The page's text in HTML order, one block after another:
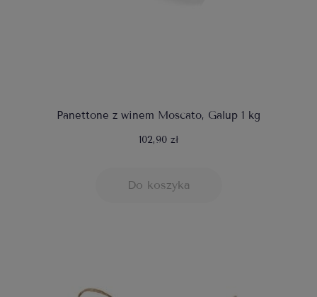
Panettone z winem Moscato, Galup 1 kg
102,90 zł
Do koszyka